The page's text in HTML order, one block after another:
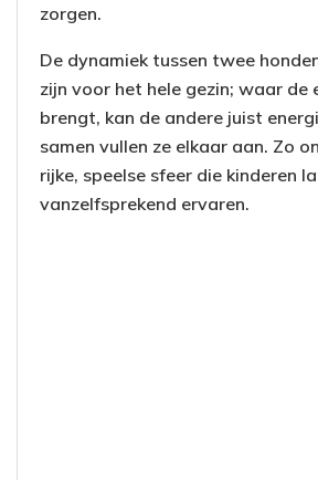
zorgen.
De dynamiek tussen twee
zijn voor het hele gezin; waar de
brengt, kan de andere juist
samen vullen ze elkaar aan. Zo
rijke, speelse sfeer die kinderen
vanzelfsprekend ervaren.